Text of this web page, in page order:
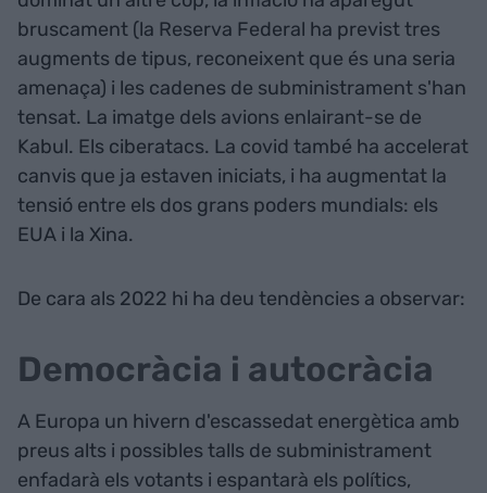
bruscament (la Reserva Federal ha previst tres
augments de tipus, reconeixent que és una seria
amenaça) i les cadenes de subministrament s'han
tensat. La imatge dels avions enlairant-se de
Kabul. Els ciberatacs. La covid també ha accelerat
canvis que ja estaven iniciats, i ha augmentat la
tensió entre els dos grans poders mundials: els
EUA i la Xina.
De cara als 2022 hi ha deu tendències a observar:
Democràcia i autocràcia
A Europa un hivern d'escassedat energètica amb
preus alts i possibles talls de subministrament
enfadarà els votants i espantarà els polítics,